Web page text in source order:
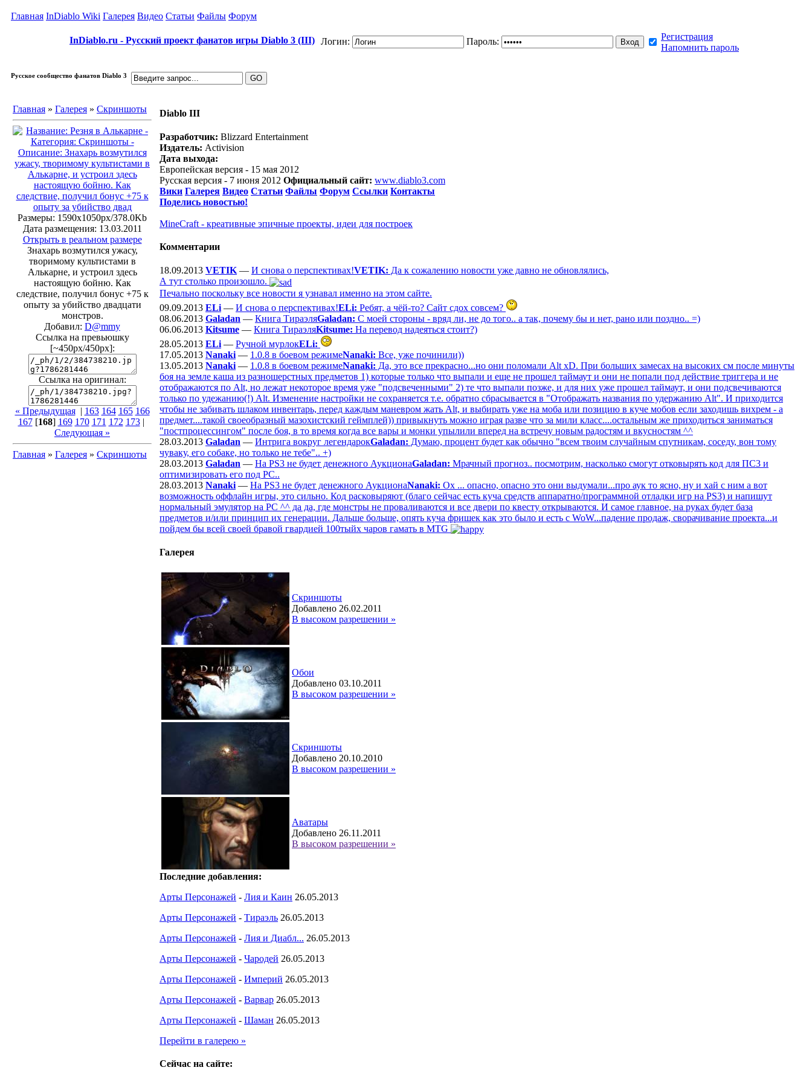
Главная InDiablo Wiki Галерея Видео Статьи Файлы Форум
InDiablo.ru - Русский проект фанатов игры Diablo 3 (III) Логин: Пароль:
Регистрация
Напомнить пароль
Русское сообщество фанатов Diablo 3
Главная » Галерея » Скриншоты
Размеры: 1590x1050px/378.0Kb
Дата размещения: 13.03.2011
Открыть в реальном размере
Знахарь возмутился ужасу,
творимому культистами в
Алькарне, и устроил здесь
настоящую бойню. Как
следствие, получил бонус +75 к
опыту за убийство двадцати
монстров.
Добавил: D@mmy
Ссылка на превьюшку
[~450px/450px]:
Ссылка на оригинал:
« Предыдущая| 163 164 165 166
167[168] 169 170 171 172 173|
Следующая »
Главная » Галерея » Скриншоты
Diablo III
Разработчик: Blizzard Entertainment
Издатель: Activision
Дата выхода:
Европейская версия - 15 мая 2012
Русская версия - 7 июня 2012 Официальный сайт: www.diablo3.com
Вики Галерея Видео Статьи Файлы Форум Ссылки Контакты
Поделись новостью!
MineCraft - креативные эпичные проекты, идеи для построек
Комментарии
18.09.2013 VETIK — И снова о перспективах!VETIK: Да к сожалению новости уже давно не обновлялись,
А тут столько произошло.
Печально поскольку все новости я узнавал именно на этом сайте.
09.09.2013 ELi — И снова о перспективах!ELi: Ребят, а чёй-то? Сайт сдох совсем?
08.06.2013 Galadan — Книга ТираэляGaladan: С моей стороны - вряд ли, не до того.. а так, почему бы и нет, рано или поздно.. =)
06.06.2013 Kitsume — Книга ТираэляKitsume: На перевод надеяться стоит?)
28.05.2013 ELi — Ручной мурлокELi:
17.05.2013 Nanaki — 1.0.8 в боевом режимеNanaki: Все, уже починили))
13.05.2013 Nanaki — 1.0.8 в боевом режимеNanaki: Да, это все прекрасно...но они поломали Alt xD. При больших замесах на высоких см после минуты
боя на земле каша из разношерстных предметов 1) которые только что выпали и еще не прошел таймаут и они не попали под действие триггера и не
отображаются по Alt, но лежат некоторое время уже "подсвеченными" 2) те что выпали позже, и для них уже прошел таймаут, и они подсвечиваются
только по удежанию(!) Alt. Изменение настройки не сохраняется т.е. обратно сбрасывается в "Отображать названия по удержанию Alt". И приходится
чтобы не забивать шлаком инвентарь, перед каждым маневром жать Alt, и выбирать уже на моба или позицию в куче мобов если заходишь вихрем - а
предмет....такой своеобразный мазохистский геймплей)) привыкнуть можно играя разве что за мили класс....остальным же приходиться заниматься
"постпроцессингом" после боя, в то время когда все вары и монки упылили вперед на встречу новым радостям и вкусностям ^^
28.03.2013 Galadan — Интрига вокруг легендарокGaladan: Думаю, процент будет как обычно "всем твоим случайным спутникам, соседу, вон тому
чуваку, его собаке, но только не тебе".. +)
28.03.2013 Galadan — На PS3 не будет денежного АукционаGaladan: Мрачный прогноз.. посмотрим, насколько смогут отковырять код для ПС3 и
оптимизировать его под РС..
28.03.2013 Nanaki — На PS3 не будет денежного АукционаNanaki: Ох ... опасно, опасно это они выдумали...про аук то ясно, ну и хай с ним а вот
возможность оффлайн игры, это сильно. Код расковыряют (благо сейчас есть куча средств аппаратно/программной отладки игр на PS3) и напишут
нормальный эмулятор на PC ^^ да да, где монстры не проваливаются и все двери по квесту открываются. И самое главное, на руках будет база
предметов и/или принцип их генерации. Дальше больше, опять куча фришек как это было и есть с WoW...падение продаж, сворачивание проекта...и
пойдем бы всей своей бравой гвардией 100тыйх чаров гамать в MTG
Галерея
Скриншоты
Добавлено 26.02.2011
В высоком разрешении »
Обои
Добавлено 03.10.2011
В высоком разрешении »
Скриншоты
Добавлено 20.10.2010
В высоком разрешении »
Аватары
Добавлено 26.11.2011
В высоком разрешении »
Последние добавления:
Арты Персонажей - Лия и Каин 26.05.2013
Арты Персонажей - Тираэль 26.05.2013
Арты Персонажей - Лия и Диабл... 26.05.2013
Арты Персонажей - Чародей 26.05.2013
Арты Персонажей - Империй 26.05.2013
Арты Персонажей - Варвар 26.05.2013
Арты Персонажей - Шаман 26.05.2013
Перейти в галерею »
Сейчас на сайте: